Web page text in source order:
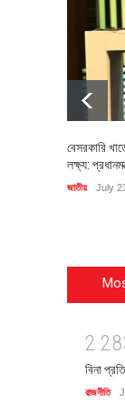
বেসরকারি
লক্ষ্য:
জাতীয় July
2 28
বিনা
রাজনীতি